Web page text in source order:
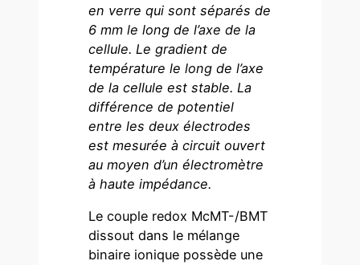
en verre qui sont séparés de
6 mm le long de l’axe de la
cellule. Le gradient de
température le long de l’axe
de la cellule est stable. La
différence de potentiel
entre les deux électrodes
est mesurée à circuit ouvert
au moyen d’un électromètre
à haute impédance.
Le couple redox McMT-/BMT
dissout dans le mélange
binaire ionique possède une